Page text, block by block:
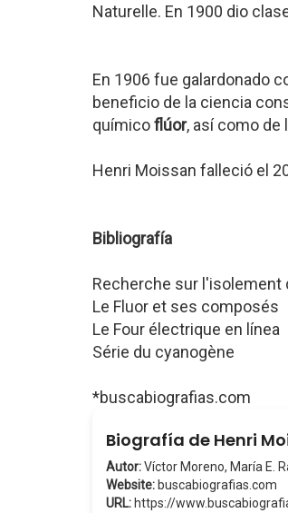
Naturelle. En 1900 dio
En 1906 fue galardonado
beneficio de la ciencia
químicoflúor, así como de
Henri Moissan falleció el
Bibliografía
Recherche sur l'isolement
Le Fluor et ses composés
Le Four électrique en línea
Série du cyanogène
*buscabiografias.com
Biografía de Henri
Autor:Víctor Moreno, María E.
Website: buscabiografias.com
URL: https://